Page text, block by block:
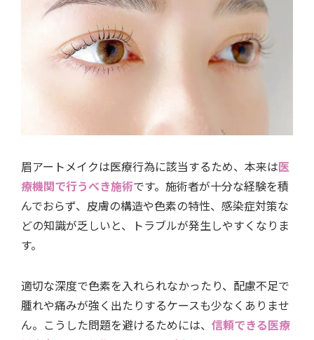
眉アートメイクは医療行為に該当するため、本来は医
療機関で行うべき施術です。施術者が十分な経験を積
んでおらず、皮膚の構造や色素の特性、感染症対策な
どの知識が乏しいと、トラブルが発生しやすくなりま
す。
適切な深度で色素を入れられなかったり、配慮不足で
腫れや痛みが強く出たりするケースも少なくありませ
ん。こうした問題を避けるためには、 信頼できる医療